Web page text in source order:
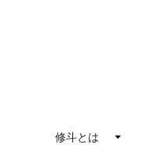
修斗とは